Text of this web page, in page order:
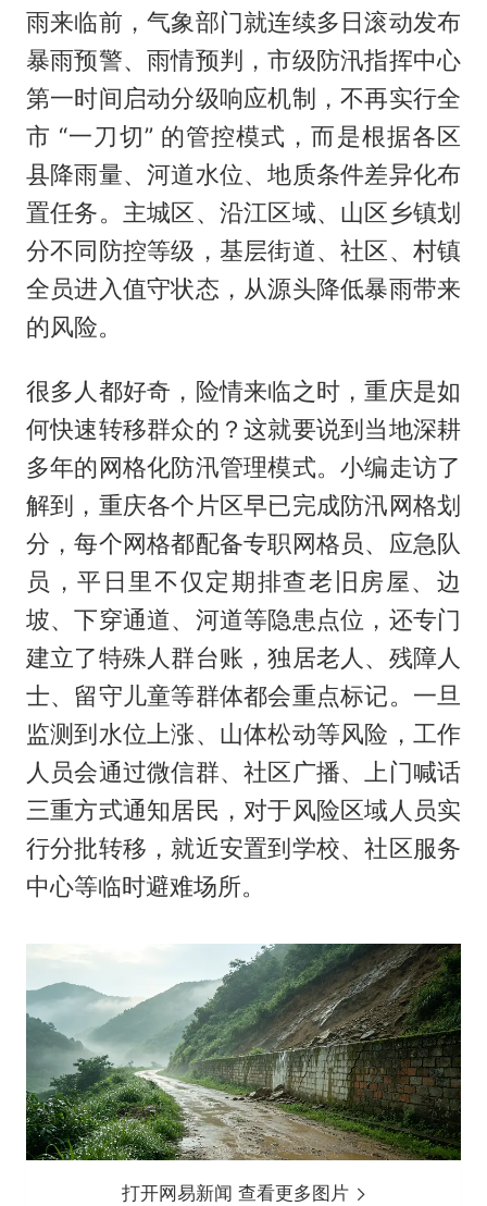
雨来临前，气象部门就连续多日滚动发布
暴雨预警、雨情预判，市级防汛指挥中心
第一时间启动分级响应机制，不再实行全
市 “一刀切” 的管控模式，而是根据各区
县降雨量、河道水位、地质条件差异化布
置任务。主城区、沿江区域、山区乡镇划
分不同防控等级，基层街道、社区、村镇
全员进入值守状态，从源头降低暴雨带来
的风险。
很多人都好奇，险情来临之时，重庆是如
何快速转移群众的？这就要说到当地深耕
多年的网格化防汛管理模式。小编走访了
解到，重庆各个片区早已完成防汛网格划
分，每个网格都配备专职网格员、应急队
员，平日里不仅定期排查老旧房屋、边
坡、下穿通道、河道等隐患点位，还专门
建立了特殊人群台账，独居老人、残障人
士、留守儿童等群体都会重点标记。一旦
监测到水位上涨、山体松动等风险，工作
人员会通过微信群、社区广播、上门喊话
三重方式通知居民，对于风险区域人员实
行分批转移，就近安置到学校、社区服务
中心等临时避难场所。
打开网易新闻 查看更多图片